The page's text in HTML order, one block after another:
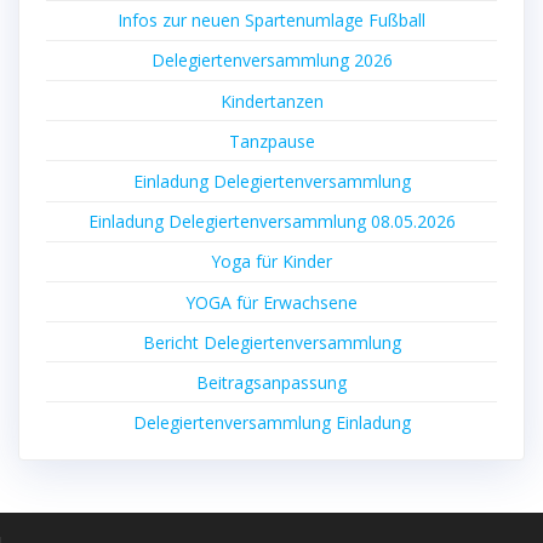
Infos zur neu­en Spar­ten­um­la­ge Fußball
Dele­gier­ten­ver­samm­lung 2026
Kin­der­tan­zen
Tanz­pau­se
Ein­la­dung Delegiertenversammlung
Ein­la­dung Dele­gier­ten­ver­samm­lung 08.05.2026
Yoga für Kinder
YOGA für Erwachsene
Bericht Dele­gier­ten­ver­samm­lung
Bei­trags­an­pas­sung
Dele­gier­ten­ver­samm­lung Einladung